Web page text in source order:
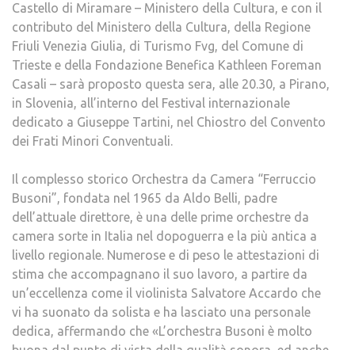
Castello di Miramare – Ministero della Cultura, e con il
contributo del Ministero della Cultura, della Regione
Friuli Venezia Giulia, di Turismo Fvg, del Comune di
Trieste e della Fondazione Benefica Kathleen Foreman
Casali – sarà proposto questa sera, alle 20.30, a Pirano,
in Slovenia, all’interno del Festival internazionale
dedicato a Giuseppe Tartini, nel Chiostro del Convento
dei Frati Minori Conventuali.
Il complesso storico Orchestra da Camera “Ferruccio
Busoni”, fondata nel 1965 da Aldo Belli, padre
dell’attuale direttore, è una delle prime orchestre da
camera sorte in Italia nel dopoguerra e la più antica a
livello regionale. Numerose e di peso le attestazioni di
stima che accompagnano il suo lavoro, a partire da
un’eccellenza come il violinista Salvatore Accardo che
vi ha suonato da solista e ha lasciato una personale
dedica, affermando che «L’orchestra Busoni è molto